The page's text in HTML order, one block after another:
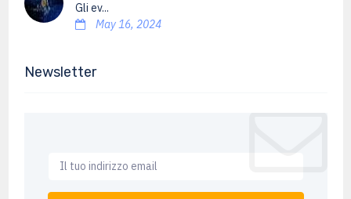
Gli ev...
May 16, 2024
Newsletter